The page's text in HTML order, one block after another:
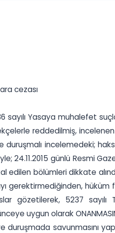
cezası
sayılı Yasaya muhalefet
reddedilmiş,
incelemedeki;
günlü Resmi
edilen bölümleri dikkate
hüküm
gözetilerek, 5237
uygun olarak
savunmasını